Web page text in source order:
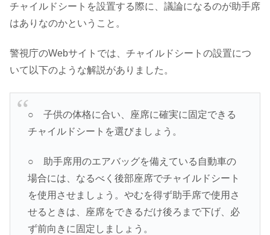
チャイルドシートを設置する際に、議論になるのが助手席
はありなのかということ。
警視庁のWebサイトでは、チャイルドシートの設置につ
いて以下のような解説がありました。
○ 子供の体格に合い、座席に確実に固定できる
チャイルドシートを選びましょう。
○ 助手席用のエアバッグを備えている自動車の
場合には、なるべく後部座席でチャイルドシート
を使用させましょう。やむを得ず助手席で使用さ
せるときは、座席をできるだけ後ろまで下げ、必
ず前向きに固定しましょう。